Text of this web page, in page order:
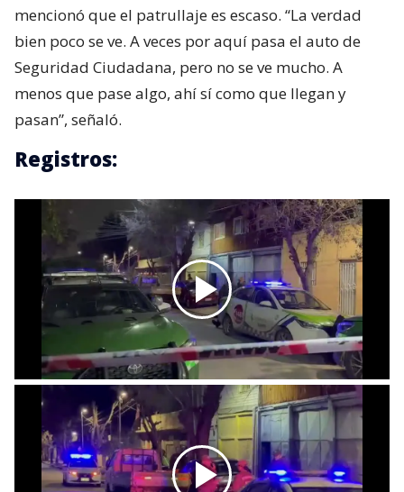
mencionó que el patrullaje es escaso. “La verdad
bien poco se ve. A veces por aquí pasa el auto de
Seguridad Ciudadana, pero no se ve mucho. A
menos que pase algo, ahí sí como que llegan y
pasan”, señaló.
Registros: